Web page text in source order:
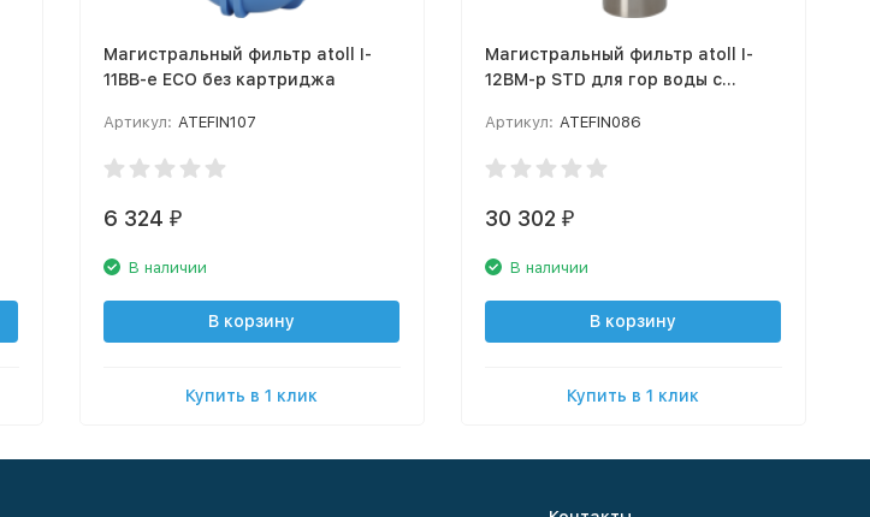
Магистральный фильтр atoll I-
11BB-e ECO без картриджа
Артикул: ATEFIN107
6 324 ₽
В наличии
В корзину
Купить в 1 клик
Магистральный фильтр atoll I-
12BM-p STD для гор воды с
Артикул: ATEFIN086
30 302 ₽
В наличии
В корзину
Купить в 1 клик